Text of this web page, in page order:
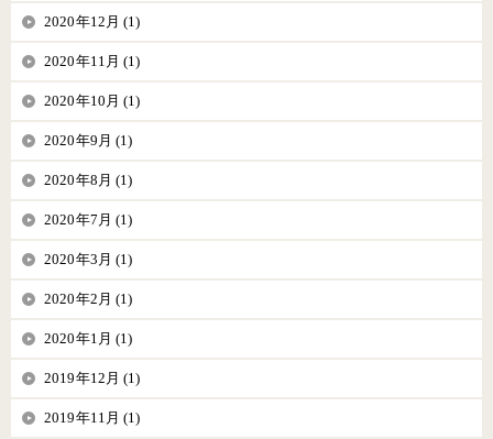
2020年12月 (1)
2020年11月 (1)
2020年10月 (1)
2020年9月 (1)
2020年8月 (1)
2020年7月 (1)
2020年3月 (1)
2020年2月 (1)
2020年1月 (1)
2019年12月 (1)
2019年11月 (1)